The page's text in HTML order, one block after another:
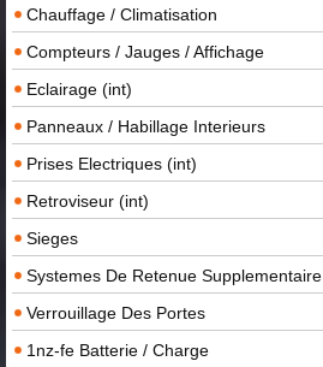
Chauffage / Climatisation
Compteurs / Jauges / Affichage
Eclairage (int)
Panneaux / Habillage Interieurs
Prises Electriques (int)
Retroviseur (int)
Sieges
Systemes De Retenue Supplementaire
Verrouillage Des Portes
1nz-fe Batterie / Charge